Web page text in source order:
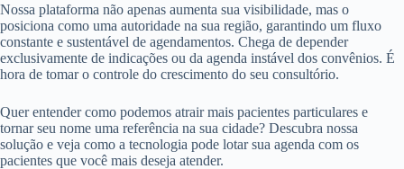
Nossa plataforma não apenas aumenta sua visibilidade, mas o
posiciona como uma autoridade na sua região, garantindo um fluxo
constante e sustentável de agendamentos. Chega de depender
exclusivamente de indicações ou da agenda instável dos convênios. É
hora de tomar o controle do crescimento do seu consultório.
Quer entender como podemos atrair mais pacientes particulares e
tornar seu nome uma referência na sua cidade? Descubra nossa
solução e veja como a tecnologia pode lotar sua agenda com os
pacientes que você mais deseja atender.